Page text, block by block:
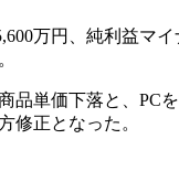
万円、純利益マ
単価下落と、PC
修正となった。